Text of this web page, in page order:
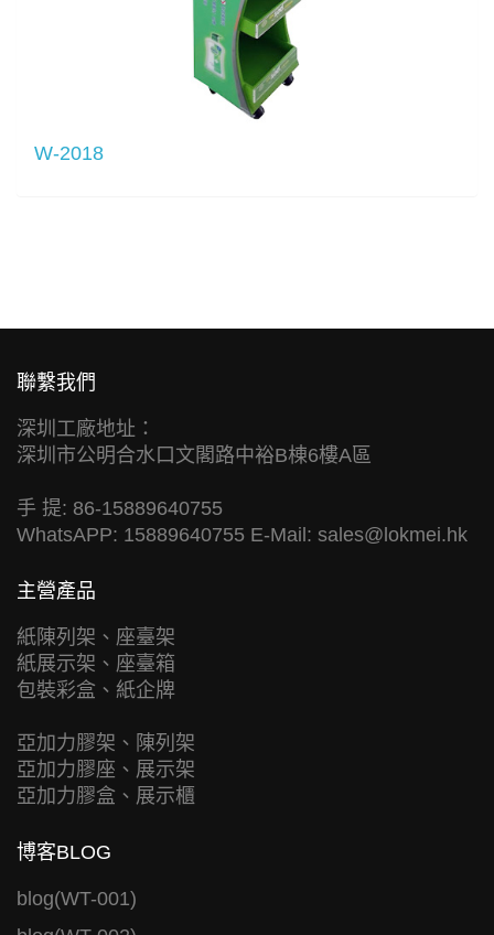
W-2018
聯繫我們
深圳工廠地址：
深圳市公明合水口文閣路中裕B棟6樓A區
手 提: 86-15889640755
WhatsAPP: 15889640755 E-Mail: sales@lokmei.hk
主營產品
紙陳列架、座臺架
紙展示架、座臺箱
包裝彩盒、紙企牌
亞加力膠架、陳列架
亞加力膠座、展示架
亞加力膠盒、展示櫃
博客BLOG
blog(WT-001)